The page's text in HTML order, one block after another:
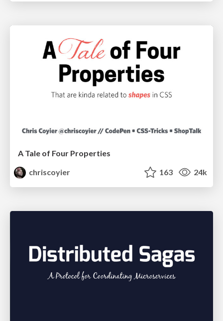
A Tale of Four Properties
chriscoyier
163 24k